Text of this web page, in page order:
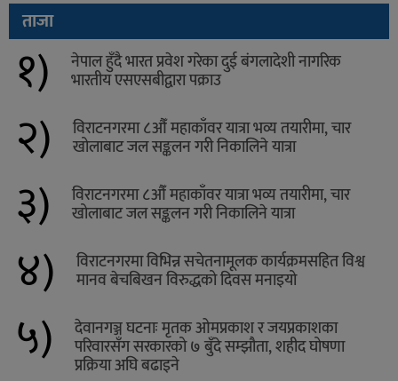
ताजा
१) नेपाल हुँदै भारत प्रवेश गरेका दुई बंगलादेशी नागरिक
भारतीय एसएसबीद्वारा पक्राउ
२) विराटनगरमा ८औँ महाकाँवर यात्रा भव्य तयारीमा, चार
खोलाबाट जल सङ्कलन गरी निकालिने यात्रा
३) विराटनगरमा ८औँ महाकाँवर यात्रा भव्य तयारीमा, चार
खोलाबाट जल सङ्कलन गरी निकालिने यात्रा
४) विराटनगरमा विभिन्न सचेतनामूलक कार्यक्रमसहित विश्व
मानव बेचबिखन विरुद्धको दिवस मनाइयो
५) देवानगञ्ज घटनाः मृतक ओमप्रकाश र जयप्रकाशका
परिवारसँग सरकारको ७ बुँदे सम्झौता, शहीद घोषणा
प्रक्रिया अघि बढाइने